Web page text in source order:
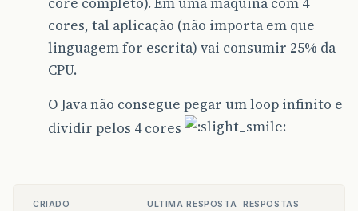
cores, tal aplicação (não importa em que
linguagem for escrita) vai consumir 25% da
CPU.
O Java não consegue pegar um loop infinito e
dividir pelos 4 cores
CRIADO ULTIMA RESPOSTA RESPOSTAS